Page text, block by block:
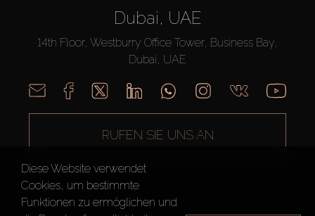
Dubai, UAE
14th Floor, Westburry Office Tower, Business Bay,
Dubai, UAE
RUFEN SIE UNS AN
Diese Website verwendet
Cookies, um bestimmte
Funktionen zu ermöglichen und